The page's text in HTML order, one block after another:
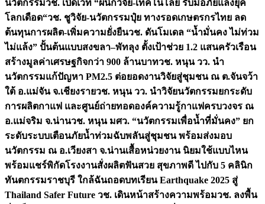
นวัตกรรมวช. เปิดเวที “ผนึกวิจัย-เทคโนโลยี รับมือภัยแล้งยุค
โลกเดือด“วช. ชูวิจัย-นวัตกรรมปุ๋ย ทางรอดเกษตรกรไทย ลด
ต้นทุนการผลิต-เพิ่มความยั่งยืนวช. ดันโมเดล “น้ำมั่นคง ไม่ท่วม
ไม่แล้ง” ปั้นต้นแบบสงขลา–พัทลุง ตั้งเป้าช่วย 1.2 แสนครัวเรือน
สร้างมูลค่าเศรษฐกิจกว่า 900 ล้านบาทวช. หนุน วว. นำ
นวัตกรรมแก้ปัญหา PM2.5 ต่อยอดงานวิจัยสู่ชุมชน ณ ต.จันจว้า
ใต้ อ.แม่จัน จ.เชียงรายวช. หนุน วว. นำวิจัยนวัตกรรมยกระดับ
การผลิตกาแฟ และศูนย์ถ่ายทอดองค์ความรู้กาแฟครบวงจร ณ
อ.แม่จริม จ.น่านวช. หนุน มศว. “นวัตกรรมเพื่อน้ำที่มั่นคง” ยก
ระดับระบบเตือนภัยน้ำท่วมฉับพลันสู่ชุมชน พร้อมส่งมอบ
นวัตกรรม ณ อ.เวียงสา จ.น่านเสื้อหน่วยงาน นิยมใช้แบบไหน
พร้อมแชร์พิกัดโรงงานสั่งผลิตฟันสวย สุขภาพดี ไปกับ 5 คลินิก
ทันตกรรมราชบุรี ใกล้ฉันถอดบทเรียน Earthquake 2025 สู่
Thailand Safer Future วช. เดินหน้าสร้างความพร้อมวช. ลงพื้น